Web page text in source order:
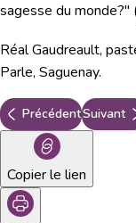
sagesse du monde?"
Réal Gaudreault,
Parle, Saguenay.
PrécédentSuivant
Copier le lien